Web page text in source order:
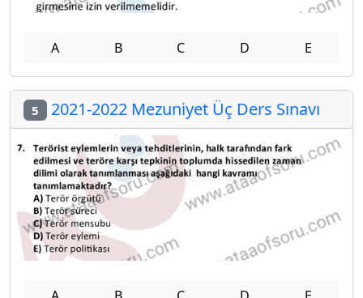
A B C D E
5 2021-2022 Mezuniyet Üç Ders Sınavı